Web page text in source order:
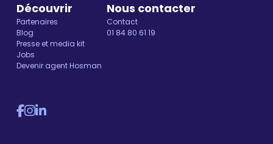
Découvrir
Partenaires
Blog
Presse et media kit
Jobs
Devenir agent Hosman
Nous contacter
Contact
01 84 80 61 19